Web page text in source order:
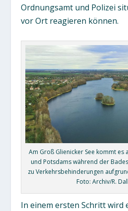
Ordnungsamt und Polizei
vor Ort reagieren können.
Am Groß Glienicker See kommt es
und Potsdams während der
zu Verkehrsbehinderungen
Foto: Archiv/R.
In einem ersten Schritt wird